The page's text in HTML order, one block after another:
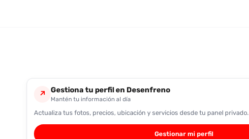
↗ Gestiona tu perfil en Desenfreno
Mantén tu información al día
Actualiza tus fotos, precios, ubicación y servicios desde tu panel privado.
Gestionar mi perfil